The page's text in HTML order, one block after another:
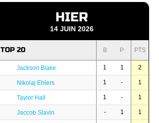
HIER
14 JUIN 2026
TOP 20 B P PTS
Jackson Blake 1 1 2
Nikolaj Ehlers 1 - 1
Taylor Hall 1 - 1
Jaccob Slavin - 1 1